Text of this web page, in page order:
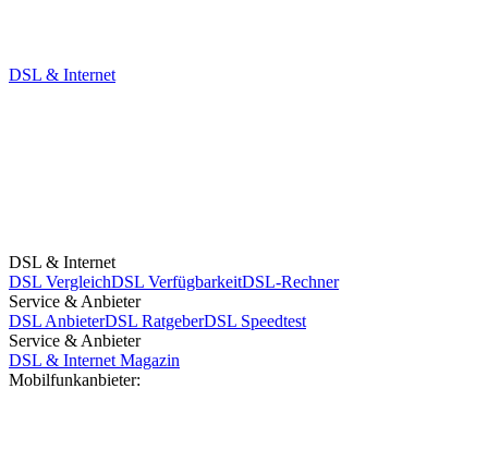
DSL & Internet
DSL & Internet
DSL VergleichDSL VerfügbarkeitDSL-Rechner
Service & Anbieter
DSL AnbieterDSL RatgeberDSL Speedtest
Service & Anbieter
DSL & Internet Magazin
Mobilfunkanbieter: